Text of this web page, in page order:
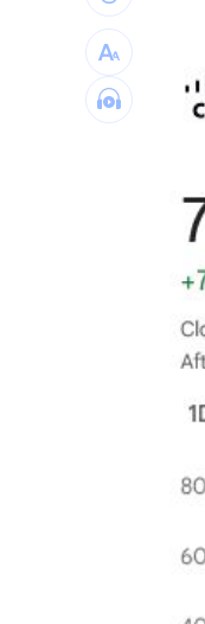
朴
青
星
酒
台
三
AI
商
台